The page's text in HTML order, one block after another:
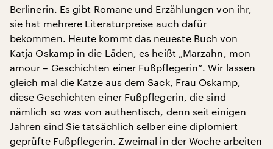
Berlinerin. Es gibt Romane und Erzählungen von ihr,
sie hat mehrere Literaturpreise auch dafür
bekommen. Heute kommt das neueste Buch von
Katja Oskamp in die Läden, es heißt „Marzahn, mon
amour – Geschichten einer Fußpflegerin“. Wir lassen
gleich mal die Katze aus dem Sack, Frau Oskamp,
diese Geschichten einer Fußpflegerin, die sind
nämlich so was von authentisch, denn seit einigen
Jahren sind Sie tatsächlich selber eine diplomiert
geprüfte Fußpflegerin. Zweimal in der Woche arbeiten